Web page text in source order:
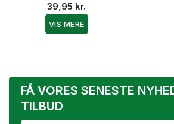
39,95 kr.
VIS MERE
FÅ VORES SENESTE
TILBUD